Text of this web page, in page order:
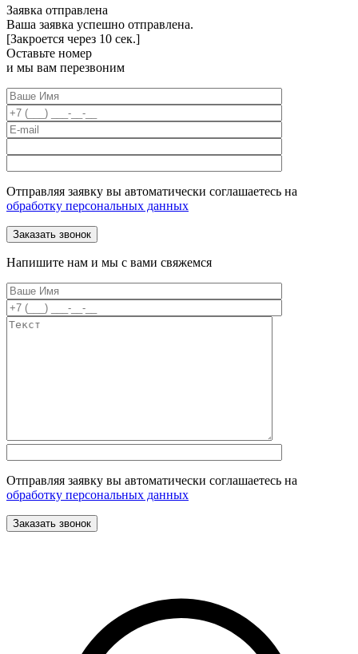
Заявка отправлена
Ваша заявка успешно отправлена.
[Закроется через 10 сек.]
Оставьте номер
и мы вам перезвоним
Отправляя заявку вы автоматически соглашаетесь на
обработку персональных данных
Напишите нам и мы с вами свяжемся
Отправляя заявку вы автоматически соглашаетесь на
обработку персональных данных